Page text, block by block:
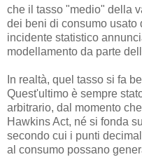
che il tasso "medio" della
dei beni di consumo usato
incidente statistico
modellamento da parte
In realtà, quel tasso si fa
Quest'ultimo è sempre
arbitrario, dal momento
Hawkins Act, né si fonda
secondo cui i punti
al consumo possano